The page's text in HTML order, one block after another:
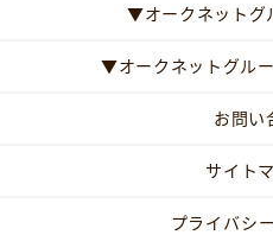
▼オークネットグ
▼オークネットグル
お問い
サイト
プライバシ